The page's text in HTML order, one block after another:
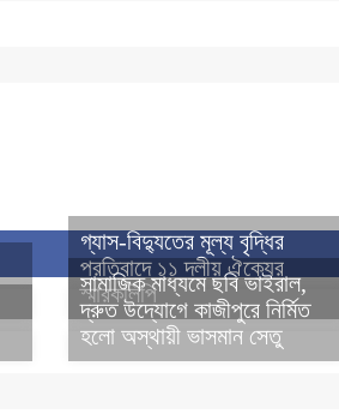
গ্যাস-বিদ্যুতের মূল্য বৃদ্ধির
প্রতিবাদে ১১ দলীয় ঐক্যের
স্মারকলিপি
সামাজিক মাধ্যমে ছবি ভাইরাল,
দ্রুত উদ্যোগে কাজীপুরে নির্মিত
হলো অস্থায়ী ভাসমান সেতু